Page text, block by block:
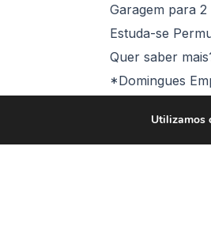
Garagem para
Estuda-se
Quer saber
*Domingues
Utilizamos